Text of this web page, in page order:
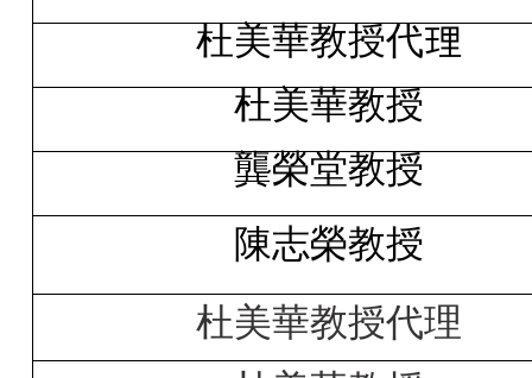
杜美華教授代理
杜美華教授
龔榮堂教授
陳志榮教授
杜美華教授代理